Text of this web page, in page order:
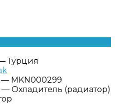
Турция
— MKN000299
— Охладитель (радиатор)